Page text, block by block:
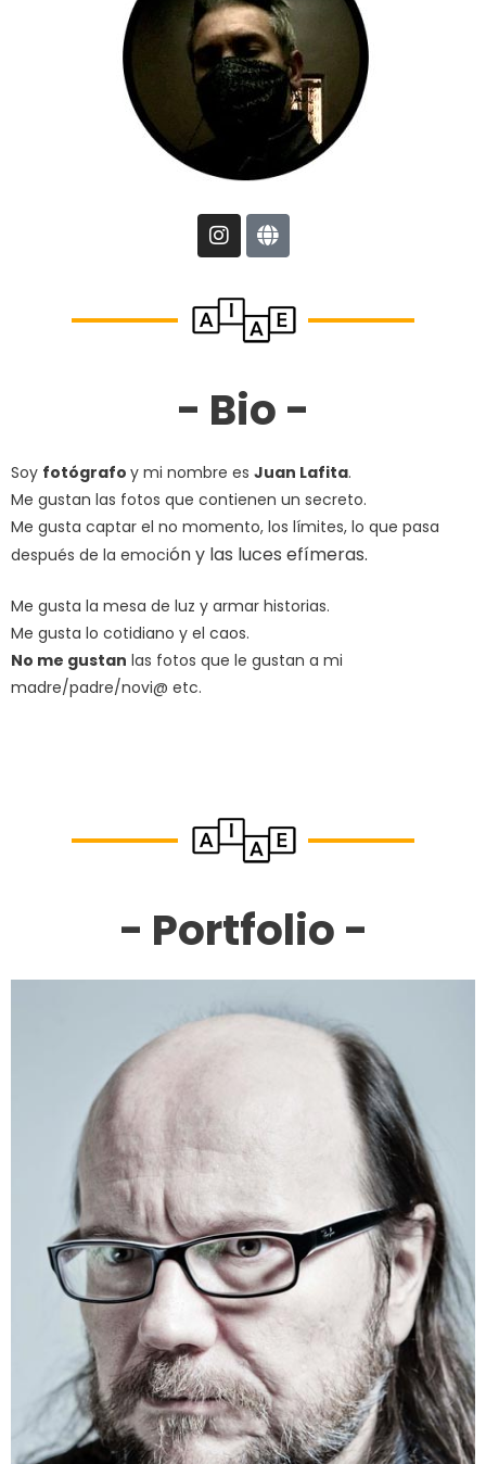
I
n
s
a
g
m
G
l
o
e
- Bio -
Soy fotógrafo y mi nombre es Juan Lafita.
Me gustan las fotos que contienen un secreto.
Me gusta captar el no momento, los límites, lo que pasa
después de la emoción y las luces efímeras.
Me gusta la mesa de luz y armar historias.
Me gusta lo cotidiano y el caos.
No me gustan las fotos que le gustan a mi
madre/padre/novi@ etc.
- Portfolio -